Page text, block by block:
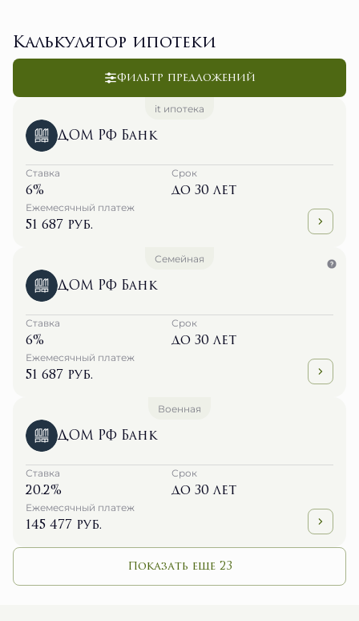
Калькулятор ипотеки
Фильтр предложений
it ипотека
ДОМ РФ Банк
Ставка
6%
Срок
до 30 лет
Ежемесячный платеж
51 687 руб.
Семейная
ДОМ РФ Банк
Ставка
6%
Срок
до 30 лет
Ежемесячный платеж
51 687 руб.
Военная
ДОМ РФ Банк
Ставка
20.2%
Срок
до 30 лет
Ежемесячный платеж
145 477 руб.
Показать еще 23